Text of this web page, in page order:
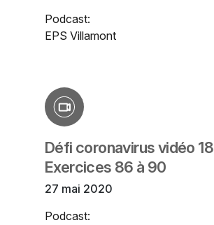
Podcast:
EPS Villamont
Défi coronavirus vidéo 18
Exercices 86 à 90
27 mai 2020
Podcast: